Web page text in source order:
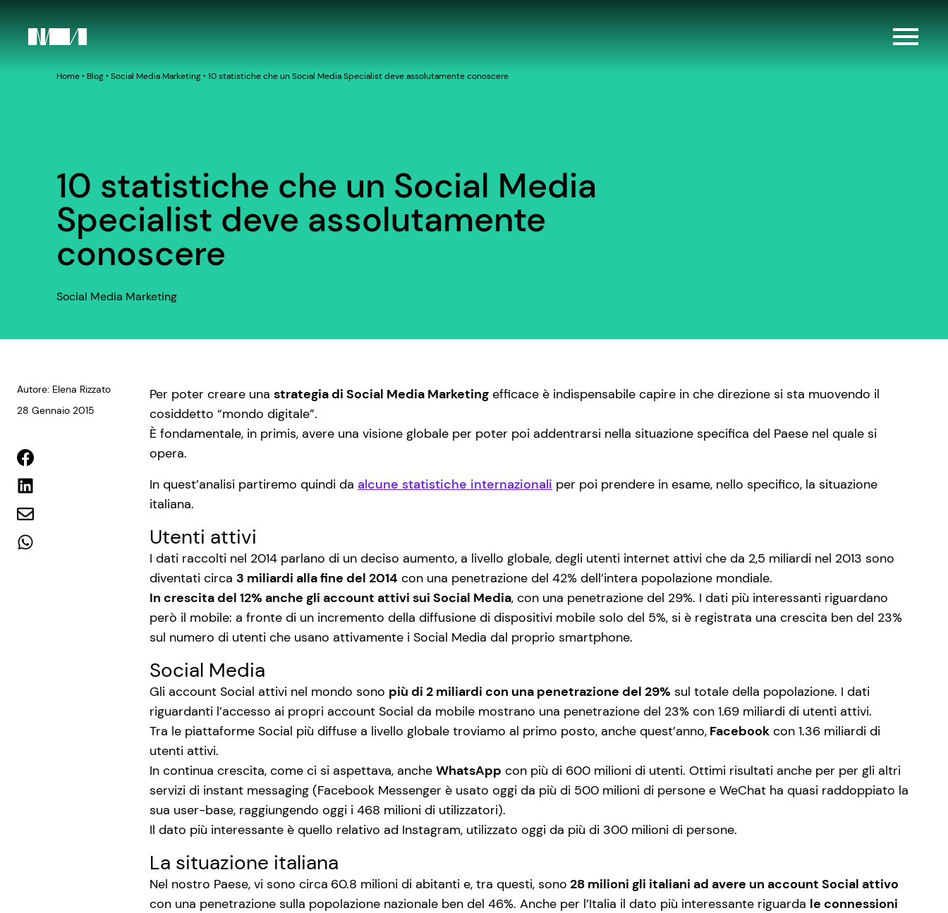
Home‣ Blog‣Social Media Marketing‣10 statistiche che un Social Media Specialist deve assolutamente conoscere
10 statistiche che un Social Media
Specialist deve assolutamente
conoscere
Social Media Marketing
Autore: Elena Rizzato
28 Gennaio 2015
Per poter creare una strategia di Social Media Marketing efficace è indispensabile capire in che direzione si sta muovendo il
cosiddetto “mondo digitale”.
È fondamentale, in primis, avere una visione globale per poter poi addentrarsi nella situazione specifica del Paese nel quale si
opera.
In quest’analisi partiremo quindi da alcune statistiche internazionali per poi prendere in esame, nello specifico, la situazione
italiana.
Utenti attivi
I dati raccolti nel 2014 parlano di un deciso aumento, a livello globale, degli utenti internet attivi che da 2,5 miliardi nel 2013 sono
diventati circa 3 miliardi alla fine del 2014 con una penetrazione del 42% dell’intera popolazione mondiale.
In crescita del 12% anche gli account attivi sui Social Media, con una penetrazione del 29%. I dati più interessanti riguardano
però il mobile: a fronte di un incremento della diffusione di dispositivi mobile solo del 5%, si è registrata una crescita ben del 23%
sul numero di utenti che usano attivamente i Social Media dal proprio smartphone.
Social Media
Gli account Social attivi nel mondo sono più di 2 miliardi con una penetrazione del 29% sul totale della popolazione. I dati
riguardanti l’accesso ai propri account Social da mobile mostrano una penetrazione del 23% con 1.69 miliardi di utenti attivi.
Tra le piattaforme Social più diffuse a livello globale troviamo al primo posto, anche quest’anno, Facebook con 1.36 miliardi di
utenti attivi.
In continua crescita, come ci si aspettava, anche WhatsApp con più di 600 milioni di utenti. Ottimi risultati anche per per gli altri
servizi di instant messaging (Facebook Messenger è usato oggi da più di 500 milioni di persone e WeChat ha quasi raddoppiato la
sua user-base, raggiungendo oggi i 468 milioni di utilizzatori).
Il dato più interessante è quello relativo ad Instagram, utilizzato oggi da più di 300 milioni di persone.
La situazione italiana
Nel nostro Paese, vi sono circa 60.8 milioni di abitanti e, tra questi, sono 28 milioni gli italiani ad avere un account Social attivo
con una penetrazione sulla popolazione nazionale ben del 46%. Anche per l’Italia il dato più interessante riguarda le connessioni